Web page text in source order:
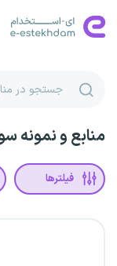
منابع و نمونه
فیلترها